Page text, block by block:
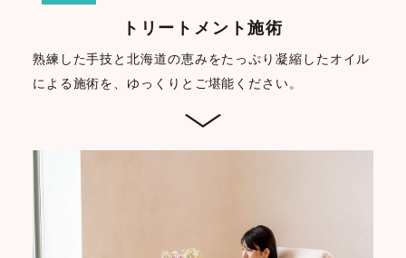
トリートメント施術
熟練した手技と北海道の恵みをたっぷり凝縮したオイル
による施術を、ゆっくりとご堪能ください。